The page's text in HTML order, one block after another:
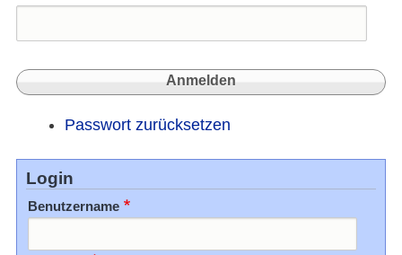
Passwort zurücksetzen
Login
Benutzername